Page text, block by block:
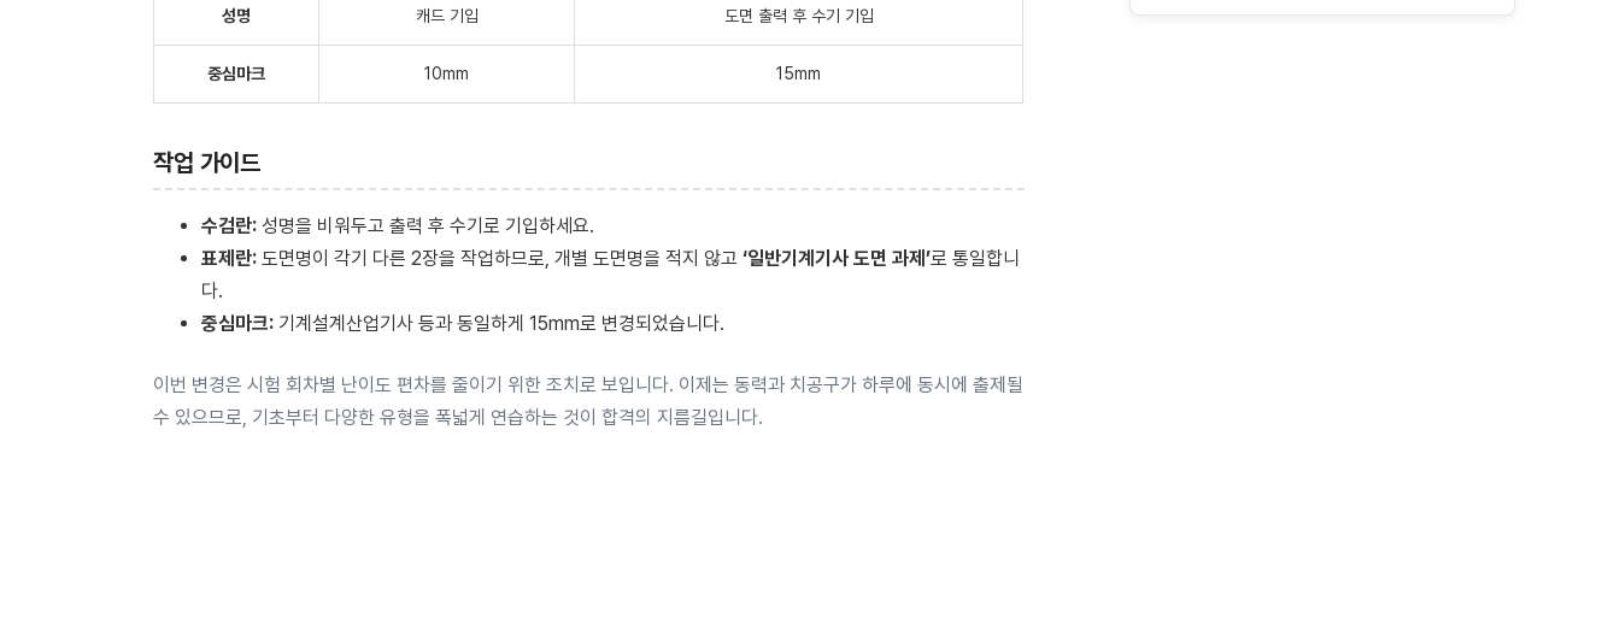
성명 캐드 기입 도면 출력 후 수기 기입
중심마크 10mm 15mm
작업 가이드
수검란: 성명을 비워두고 출력 후 수기로 기입하세요.
표제란: 도면명이 각기 다른 2장을 작업하므로, 개별 도면명을 적지 않고‘일반기계기사 도면 과제’로 통일합니
다.
중심마크: 기계설계산업기사 등과 동일하게 15mm로 변경되었습니다.
이번 변경은 시험 회차별 난이도 편차를 줄이기 위한 조치로 보입니다. 이제는 동력과 치공구가 하루에 동시에 출제될
수 있으므로, 기초부터 다양한 유형을 폭넓게 연습하는 것이 합격의 지름길입니다.